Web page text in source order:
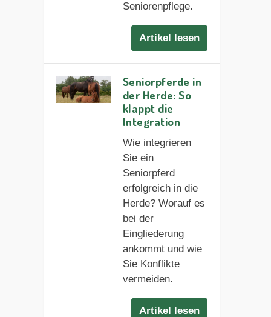
Seniorenpflege.
Artikel lesen
Seniorpferde in
der Herde: So
klappt die
Integration
Wie integrieren
Sie ein
Seniorpferd
erfolgreich in die
Herde? Worauf es
bei der
Eingliederung
ankommt und wie
Sie Konflikte
vermeiden.
Artikel lesen